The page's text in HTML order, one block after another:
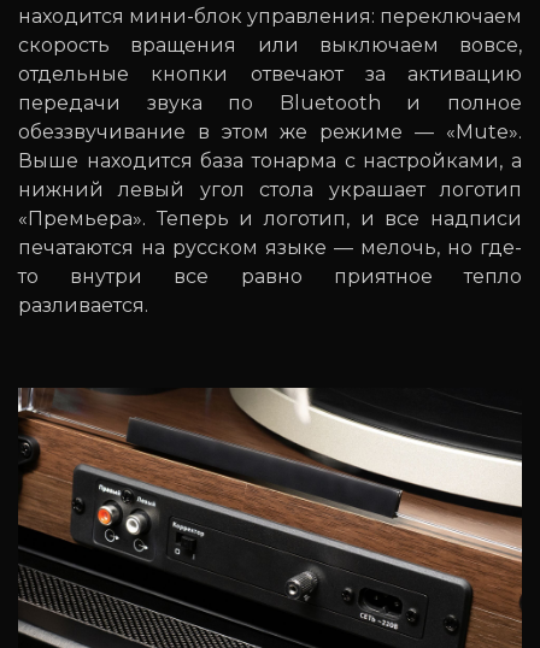
находится мини-блок управления: переключаем
скорость вращения или выключаем вовсе,
отдельные кнопки отвечают за активацию
передачи звука по Bluetooth и полное
обеззвучивание в этом же режиме — «Mute».
Выше находится база тонарма с настройками, а
нижний левый угол стола украшает логотип
«Премьера». Теперь и логотип, и все надписи
печатаются на русском языке — мелочь, но где-
то внутри все равно приятное тепло
разливается.